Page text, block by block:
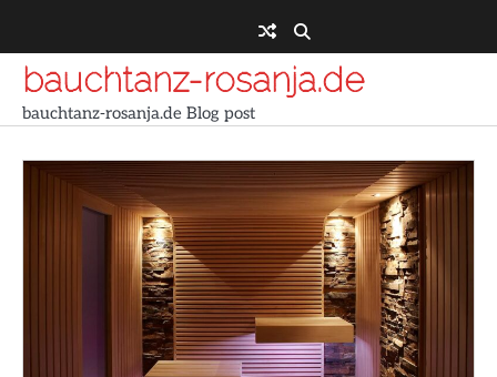
content
bauchtanz-rosanja.de
bauchtanz-rosanja.de Blog post